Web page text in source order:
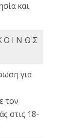
και
Ο Ι Ν Ω Σ
για
τον
στις 18-